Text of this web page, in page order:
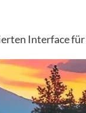
Interface